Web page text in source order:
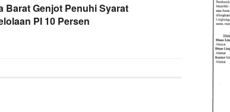
Barat Genjot Penuhi Syarat
PI 10 Persen